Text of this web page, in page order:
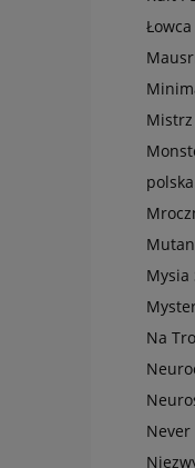
polska
Mysia
Na
Never